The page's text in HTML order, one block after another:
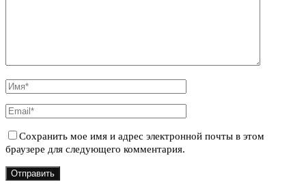
Сохранить мое имя и адрес электронной почты в этом
браузере для следующего комментария.